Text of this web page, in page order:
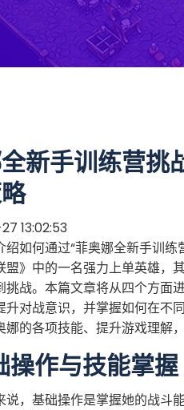
新手训练营挑
13:02:53
绍如何通过“菲奥娜全新手训
盟》中的一名强力上单英雄，
挑战。本篇文章将从四个方面
升对战意识，并掌握如何在不
娜的各项技能、提升游戏理解
操作与技能掌握
说，基础操作是掌握她的战斗